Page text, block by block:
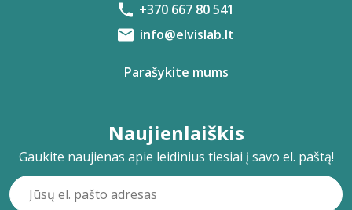
+370 667 80 541
info@elvislab.lt
Parašykite mums
Naujienlaiškis
Gaukite naujienas apie leidinius tiesiai į savo el. paštą!